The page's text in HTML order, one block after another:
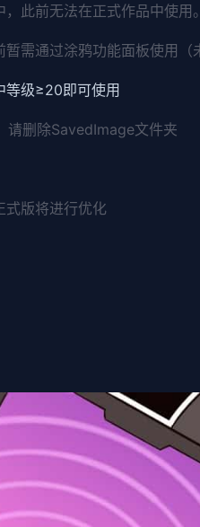
此前无法在正式作品中使用。
需通过涂鸦功能面板使用（
等级≥20即可使用
请删除SavedImage文件夹
式版将进行优化